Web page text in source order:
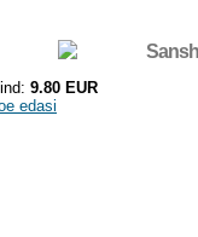
9.80 EUR
edasi